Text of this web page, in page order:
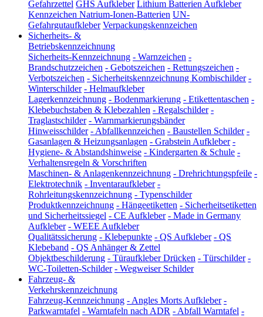
Gefahrzettel GHS Aufkleber Lithium Batterien Aufkleber
Kennzeichen Natrium-Ionen-Batterien UN-
Gefahrgutaufkleber Verpackungskennzeichen
Sicherheits- &
Betriebskennzeichnung
Sicherheits-Kennzeichnung - Warnzeichen -
Brandschutzzeichen - Gebotszeichen - Rettungszeichen -
Verbotszeichen - Sicherheitskennzeichnung Kombischilder -
Winterschilder - Helmaufkleber
Lagerkennzeichnung - Bodenmarkierung - Etikettentaschen -
Klebebuchstaben & Klebezahlen - Regalschilder -
Traglastschilder - Warnmarkierungsbänder
Hinweisschilder - Abfallkennzeichen - Baustellen Schilder -
Gasanlagen & Heizungsanlagen - Grabstein Aufkleber -
Hygiene- & Abstandshinweise - Kindergarten & Schule -
Verhaltensregeln & Vorschriften
Maschinen- & Anlagenkennzeichnung - Drehrichtungspfeile -
Elektrotechnik - Inventaraufkleber -
Rohrleitungskennzeichnung - Typenschilder
Produktkennzeichnung - Hängeetiketten - Sicherheitsetiketten
und Sicherheitssiegel - CE Aufkleber - Made in Germany
Aufkleber - WEEE Aufkleber
Qualitätssicherung - Klebepunkte - QS Aufkleber - QS
Klebeband - QS Anhänger & Zettel
Objektbeschilderung - Türaufkleber Drücken - Türschilder -
WC-Toiletten-Schilder - Wegweiser Schilder
Fahrzeug- &
Verkehrskennzeichnung
Fahrzeug-Kennzeichnung - Angles Morts Aufkleber -
Parkwarntafel - Warntafeln nach ADR - Abfall Warntafel -